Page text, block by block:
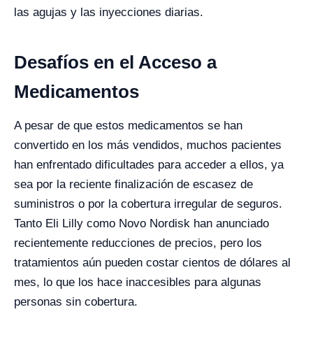
las agujas y las inyecciones diarias.
Desafíos en el Acceso a
Medicamentos
A pesar de que estos medicamentos se han
convertido en los más vendidos, muchos pacientes
han enfrentado dificultades para acceder a ellos, ya
sea por la reciente finalización de escasez de
suministros o por la cobertura irregular de seguros.
Tanto Eli Lilly como Novo Nordisk han anunciado
recientemente reducciones de precios, pero los
tratamientos aún pueden costar cientos de dólares al
mes, lo que los hace inaccesibles para algunas
personas sin cobertura.